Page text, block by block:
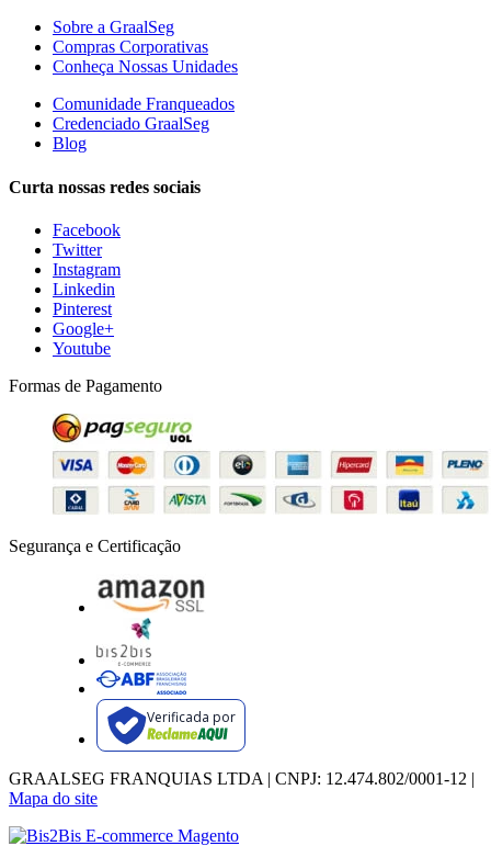
Sobre a GraalSeg
Compras Corporativas
Conheça Nossas Unidades
Comunidade Franqueados
Credenciado GraalSeg
Blog
Curta nossas redes sociais
Facebook
Twitter
Instagram
Linkedin
Pinterest
Google+
Youtube
Formas de Pagamento
Segurança e Certificação
Verificada por
GRAALSEG FRANQUIAS LTDA | CNPJ: 12.474.802/0001-12 |
Mapa do site